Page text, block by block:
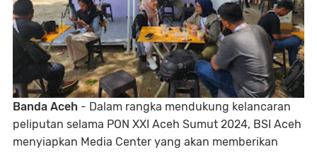
Banda Aceh - Dalam rangka mendukung kelancaran
peliputan selama PON XXI Aceh Sumut 2024, BSI Aceh
menyiapkan Media Center yang akan memberikan